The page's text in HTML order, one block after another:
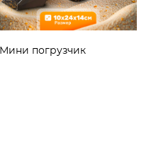
Мини погрузчик